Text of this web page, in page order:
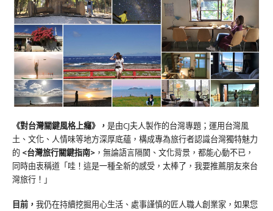
《對台灣關鍵風格上癮》 ， 是由CJ夫人製作的台灣專題；運用台灣風
土、文化、人情味等地方深厚底蘊，構成專為旅行者認識台灣獨特魅力
的 <台灣旅行關鍵指南> ，無論語言隔閡、文化背景，都能心動不已，
同時由衷稱道「哇！這是一種全新的感受，太棒了，我要推薦朋友來台
灣旅行！」
目前， 我仍在持續挖掘用心生活、處事謹慎的匠人職人創業家，如果您